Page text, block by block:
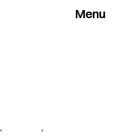
Menu
,
,